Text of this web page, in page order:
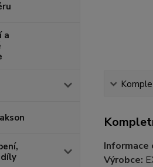
a
Informace
Výrobce: